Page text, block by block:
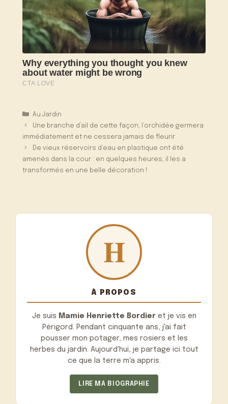
Catégories
Au Jardin
Une branche d’ail de cette façon, l’orchidée germera
immédiatement et ne cessera jamais de fleurir
De vieux réservoirs d’eau en plastique ont été
amenés dans la cour : en quelques heures, il les a
transformés en une belle décoration !
À PROPOS
Je suis Mamie Henriette Bordieret je vis en
Périgord. Pendant cinquante ans, j'ai fait
pousser mon potager, mes rosiers et les
herbes du jardin. Aujourd'hui, je partage ici tout
ce que la terre m'a appris.
LIRE MA BIOGRAPHIE